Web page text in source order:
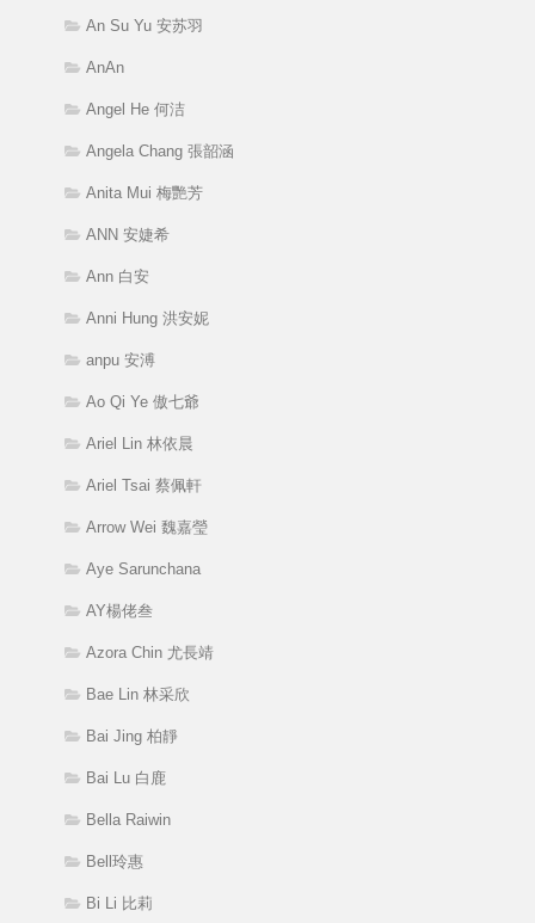
An Su Yu 安苏羽
AnAn
Angel He 何洁
Angela Chang 張韶涵
Anita Mui 梅艷芳
ANN 安婕希
Ann 白安
Anni Hung 洪安妮
anpu 安溥
Ao Qi Ye 傲七爺
Ariel Lin 林依晨
Ariel Tsai 蔡佩軒
Arrow Wei 魏嘉瑩
Aye Sarunchana
AY楊佬叁
Azora Chin 尤長靖
Bae Lin 林采欣
Bai Jing 柏靜
Bai Lu 白鹿
Bella Raiwin
Bell玲惠
Bi Li 比莉